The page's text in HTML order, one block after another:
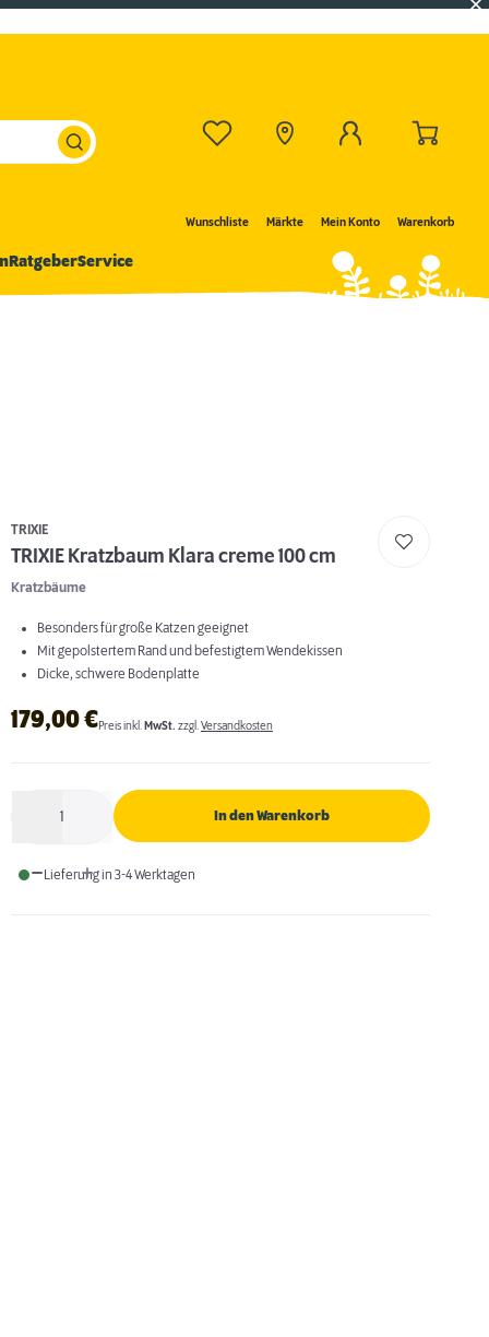
Wunschliste Märkte Mein Konto Warenkorb
RatgeberService
TRIXIE
TRIXIE Kratzbaum Klara creme 100 cm
Kratzbäume
Besonders für große Katzen geeignet
Mit gepolstertem Rand und befestigtem Wendekissen
Dicke, schwere Bodenplatte
179,00€Preis inkl. MwSt. zzgl.Versandkosten
1 In den Warenkorb
Lieferung in 3-4 Werktagen